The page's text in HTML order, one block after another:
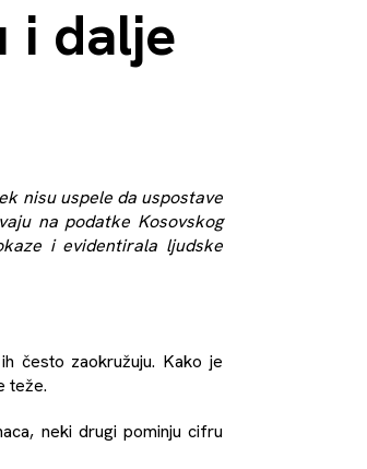
i dalje
nisu uspele da uspostave
na podatke Kosovskog
i evidentirala ljudske
često zaokružuju. Kako je
teže.
neki drugi pominju cifru